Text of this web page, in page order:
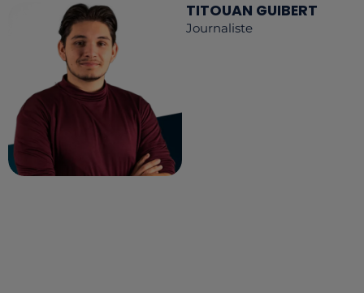
TITOUAN GUIBERT
Journaliste